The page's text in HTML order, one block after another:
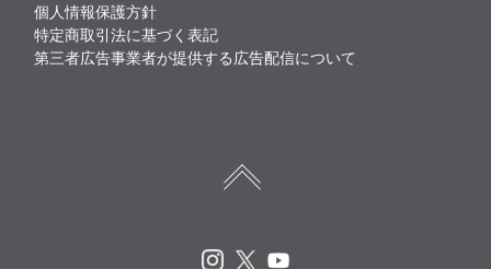
個人情報保護方針
特定商取引法に基づく表記
第三者広告事業者が提供する広告配信について